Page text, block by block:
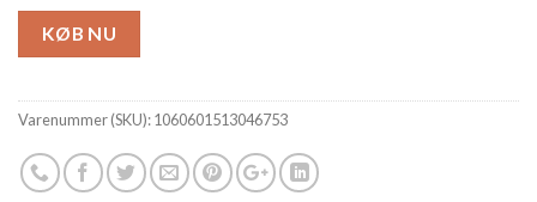
KØB NU
Varenummer (SKU):1060601513046753